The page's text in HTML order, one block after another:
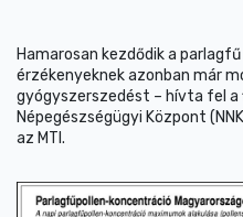
Hamarosan kezdődik a
érzékenyeknek azonban már
gyógyszerszedést – hívta fel
Népegészségügyi Központ
az MTI.